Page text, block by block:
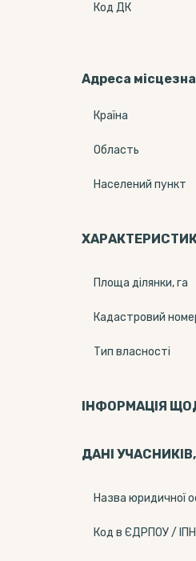
Код ДК
Адреса
Країна
Область
Населений пункт
Площа ділянки, га
Кадастровий
Тип власності
ІНФОРМАЦІЯ
ДАНІ
Назва юридичної
Код в ЄДРПОУ / ІПН